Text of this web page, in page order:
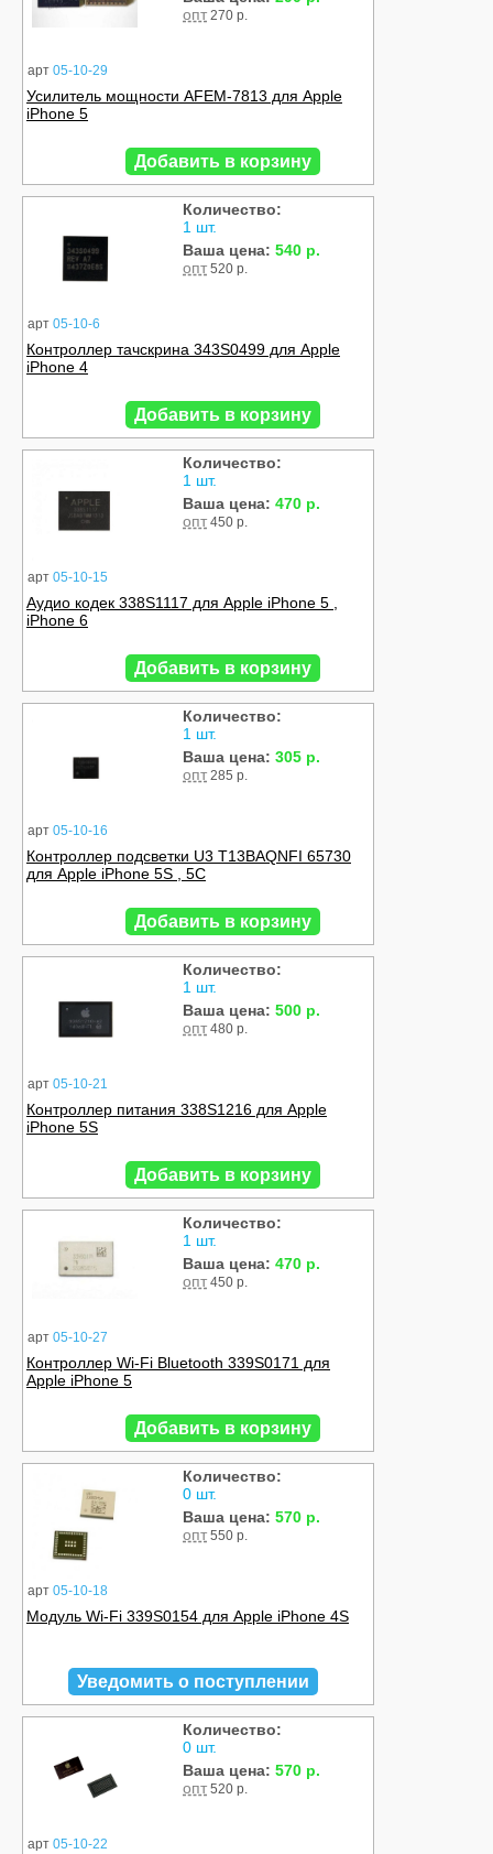
арт 05-10-29
опт 270 р.
Усилитель мощности AFEM-7813 для Apple
iPhone 5
Добавить в корзину
арт 05-10-6
Количество:
1 шт.
Ваша цена: 540 р.
опт 520 р.
Контроллер тачскрина 343S0499 для Apple
iPhone 4
Добавить в корзину
арт 05-10-15
Количество:
1 шт.
Ваша цена: 470 р.
опт 450 р.
Аудио кодек 338S1117 для Apple iPhone 5 ,
iPhone 6
Добавить в корзину
арт 05-10-16
Количество:
1 шт.
Ваша цена: 305 р.
опт 285 р.
Контроллер подсветки U3 T13BAQNFI 65730
для Apple iPhone 5S , 5C
Добавить в корзину
арт 05-10-21
Количество:
1 шт.
Ваша цена: 500 р.
опт 480 р.
Контроллер питания 338S1216 для Apple
iPhone 5S
Добавить в корзину
арт 05-10-27
Количество:
1 шт.
Ваша цена: 470 р.
опт 450 р.
Контроллер Wi-Fi Bluetooth 339S0171 для
Apple iPhone 5
Добавить в корзину
арт 05-10-18
Количество:
0 шт.
Ваша цена: 570 р.
опт 550 р.
Модуль Wi-Fi 339S0154 для Apple iPhone 4S
Уведомить о поступлении
арт 05-10-22
Количество:
0 шт.
Ваша цена: 570 р.
опт 520 р.